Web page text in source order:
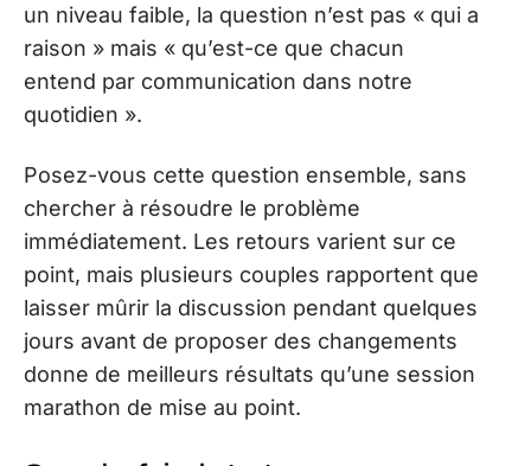
un niveau faible, la question n’est pas « qui a
raison » mais « qu’est-ce que chacun
entend par communication dans notre
quotidien ».
Posez-vous cette question ensemble, sans
chercher à résoudre le problème
immédiatement. Les retours varient sur ce
point, mais plusieurs couples rapportent que
laisser mûrir la discussion pendant quelques
jours avant de proposer des changements
donne de meilleurs résultats qu’une session
marathon de mise au point.